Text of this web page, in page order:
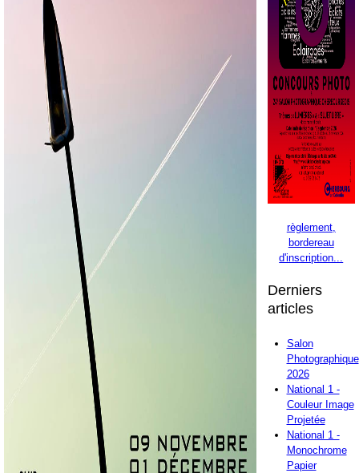
règlement,
bordereau
d'inscription...
Derniers
articles
Salon
Photographique
2026
National 1 -
Couleur Image
Projetée
National 1 -
Monochrome
Papier